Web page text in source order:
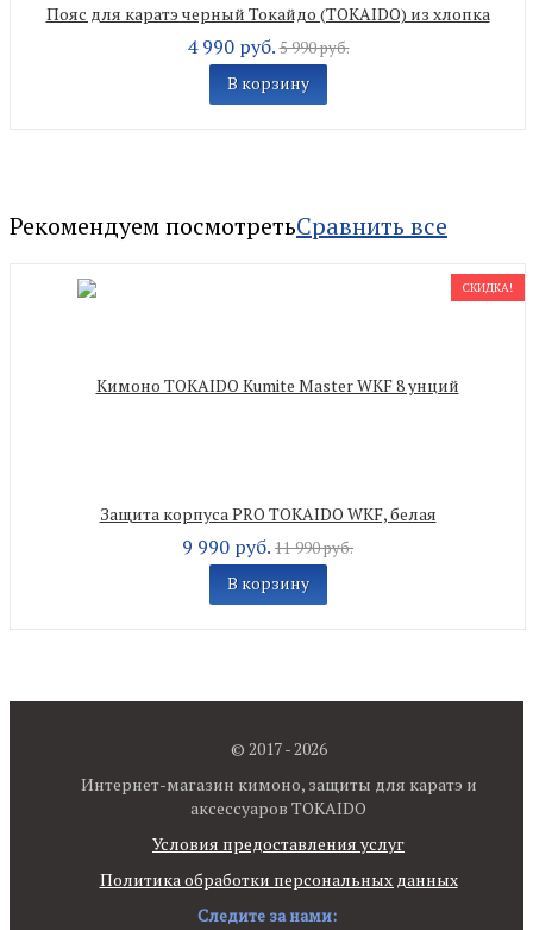
Пояс для каратэ черный Токайдо (TOKAIDO) из хлопка
4 990 руб.5 990 руб.
В корзину
Рекомендуем посмотретьСравнить все
СКИДКА!
Защита корпуса PRO TOKAIDO WKF, белая
9 990 руб. 11 990 руб.
В корзину
© 2017 - 2026
Интернет-магазин кимоно, защиты для каратэ и
аксессуаров TOKAIDO
Условия предоставления услуг
Политика обработки персональных данных
Следите за нами: